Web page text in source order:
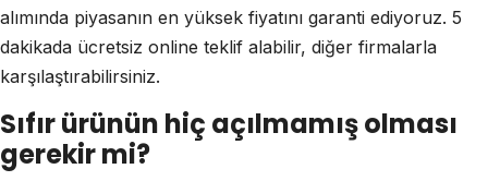
alımında piyasanın en yüksek fiyatını garanti ediyoruz. 5
dakikada ücretsiz online teklif alabilir, diğer firmalarla
karşılaştırabilirsiniz.
Sıfır ürünün hiç açılmamış olması
gerekir mi?